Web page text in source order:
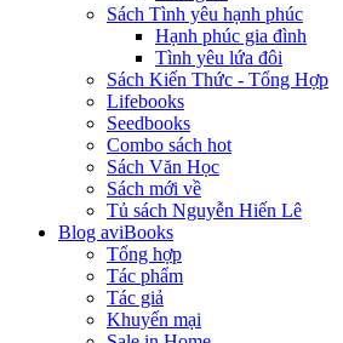
Sách Tình yêu hạnh phúc
Hạnh phúc gia đình
Tình yêu lứa đôi
Sách Kiến Thức - Tổng Hợp
Lifebooks
Seedbooks
Combo sách hot
Sách Văn Học
Sách mới về
Tủ sách Nguyễn Hiến Lê
Blog aviBooks
Tổng hợp
Tác phẩm
Tác giả
Khuyến mại